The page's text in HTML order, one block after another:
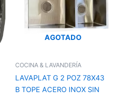
AGOTADO
COCINA & LAVANDERÍA
LAVAPLAT G 2 POZ 78X43
B TOPE ACERO INOX SIN